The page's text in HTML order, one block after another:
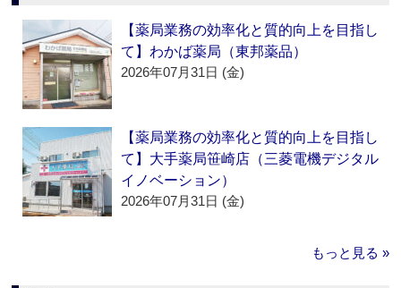
【薬局業務の効率化と質的向上を目指し
て】わかば薬局（東邦薬品）
2026年07月31日 (金)
【薬局業務の効率化と質的向上を目指し
て】大手薬局笹崎店（三菱電機デジタル
イノベーション）
2026年07月31日 (金)
もっと見る »